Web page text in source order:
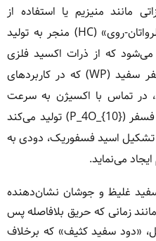
مانند منیزیم یا استفاده از
ترکیبات پیروتکنیک حاوی «هگزاکلرواتان-روی» (HC) منجر به تولید
که از ذرات اکسید فلزی
تشکیل شده است. همچنین، فسفر سفید (WP) که در کاربردهای
در تماس با اکسیژن به سرعت
مشتعل شده و ابری از پنتااکسید فسفر (P_4O_{10}) تولید می‌کند
تشکیل اسید فسفوریک، دودی به
می‌نماید.
غلیظ و جوشان نشان‌دهنده
زمانی که حریق بلافاصله پس
«دود سفید کثیف» که برخلاف